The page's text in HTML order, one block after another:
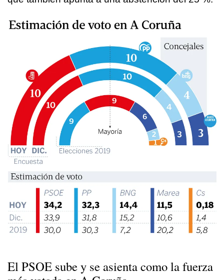
El PSOE sube y se asienta como la fuerza